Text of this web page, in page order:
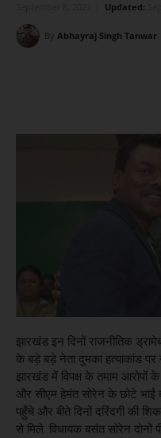
Updated:
By Abhayraj Singh Tanwar
झारखंड इन दिनों राजनीतिक
के बड़े बड़े नेता दुमका हत्याकांड
झारखंड में विपक्ष के तमाम आरोपों
और सीएम हेमंत सोरेन के छोटे
पहुँचे और बीते दिनों दरिंदगी की
से मिले. विधायक बसंत सोरेन दोनों